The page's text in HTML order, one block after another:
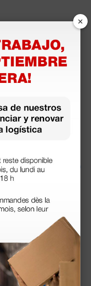
caro los portes y el
mas barato que en
el envío cuesta más
dentro de España.
×